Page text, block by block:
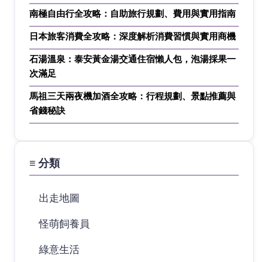
南極自由行全攻略：自助旅行規劃、費用與實用指南
日本旅客消費全攻略：深度解析消費習慣與實用商機
石湯溫泉：泰安黃金湯交通住宿懶人包，泡湯採果一
次滿足
馬祖三天兩夜機加酒全攻略：行程規劃、景點推薦與
省錢秘訣
≡ 分類
出走地圖
怪萌飼養員
綠意生活